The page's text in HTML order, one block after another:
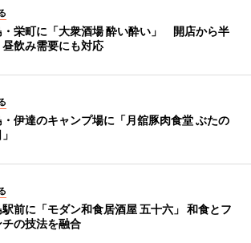
・栄町に「大衆酒場 酔い酔い」 開店から半
飲み需要にも対応
伊達のキャンプ場に「月舘豚肉食堂 ぶたの
前に「モダン和食居酒屋 五十六」 和食とフ
チの技法を融合